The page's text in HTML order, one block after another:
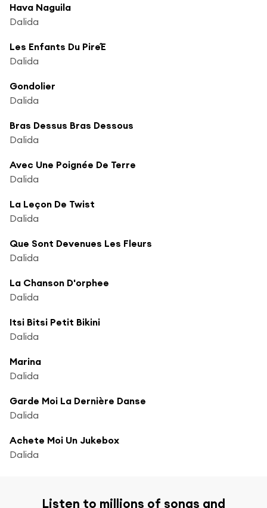
Hava Naguila
Dalida
Les Enfants Du Pire´E
Dalida
Gondolier
Dalida
Bras Dessus Bras Dessous
Dalida
Avec Une Poignée De Terre
Dalida
La Leçon De Twist
Dalida
Que Sont Devenues Les Fleurs
Dalida
La Chanson D'orphee
Dalida
Itsi Bitsi Petit Bikini
Dalida
Marina
Dalida
Garde Moi La Dernière Danse
Dalida
Achete Moi Un Jukebox
Dalida
Listen to millions of songs and